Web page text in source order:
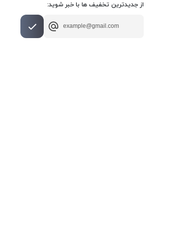
از جدیدترین تخفیف ها با خبر شوید: